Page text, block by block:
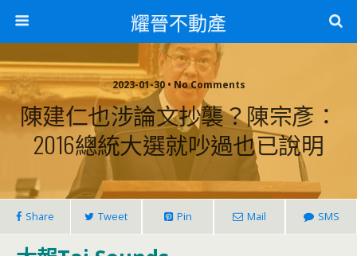
耀晉不動產
2023-01-30 • No Comments
陳建仁也涉論文抄襲？陳宗彥：
2016總統大選就吵過也已說明
Share Tweet Pin Mail SMS